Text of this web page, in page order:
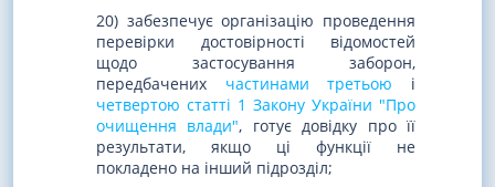
20) забезпечує організацію проведення
перевірки достовірності відомостей
щодо застосування заборон,
передбачених частинами третьою і
четвертою статті 1 Закону України "Про
очищення влади", готує довідку про її
результати, якщо ці функції не
покладено на інший підрозділ;